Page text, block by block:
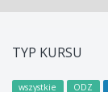
TYP KURSU
wszystkie ODZ